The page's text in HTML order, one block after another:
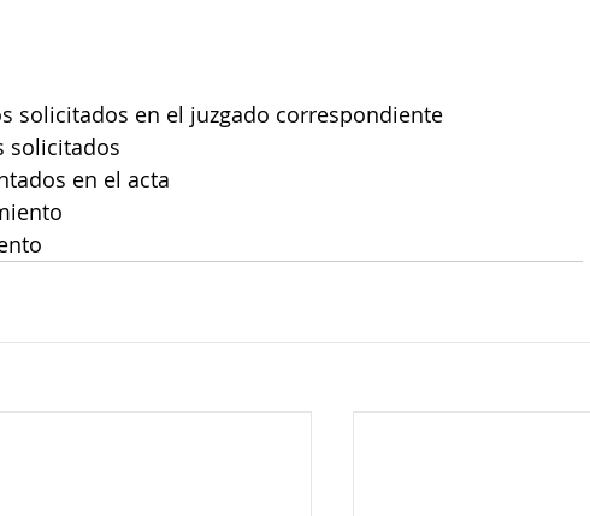
solicitados en el juzgado correspondiente
solicitados
en el acta